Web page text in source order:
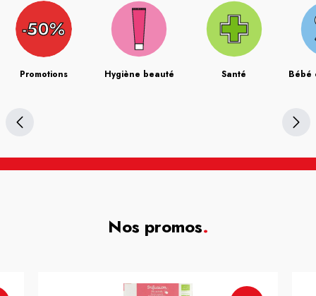
Promotions Hygiène beauté Santé Bébé
Nos promos.